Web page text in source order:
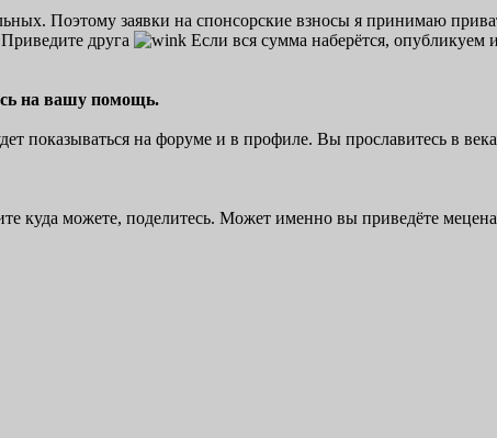
Поэтому заявки на спонсорские взносы я принимаю
друга
Если вся сумма наберётся, опубликуем
на вашу помощь.
показываться на форуме и в профиле. Вы прославитесь в
куда можете, поделитесь. Может именно вы приведёте